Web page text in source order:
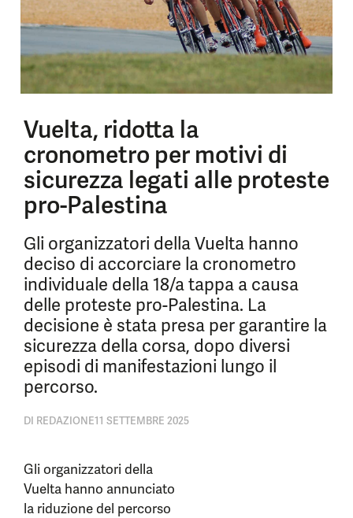
Vuelta, ridotta la
cronometro per motivi di
sicurezza legati alle proteste
pro-Palestina
Gli organizzatori della Vuelta hanno
deciso di accorciare la cronometro
individuale della 18/a tappa a causa
delle proteste pro-Palestina. La
decisione è stata presa per garantire la
sicurezza della corsa, dopo diversi
episodi di manifestazioni lungo il
percorso.
DI REDAZIONE11 SETTEMBRE 2025
Gli organizzatori della
Vuelta hanno annunciato
la riduzione del percorso